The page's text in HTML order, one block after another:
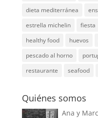
dieta mediterránea
estrella michelin
fiesta
healthy food
huevos
pescado al horno
restaurante
seafood
Quiénes somos
Ana y